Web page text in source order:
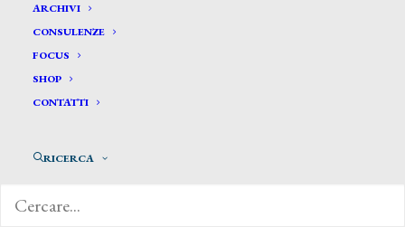
ARCHIVI
CONSULENZE
FOCUS
SHOP
CONTATTI
RICERCA
Adam Eugen